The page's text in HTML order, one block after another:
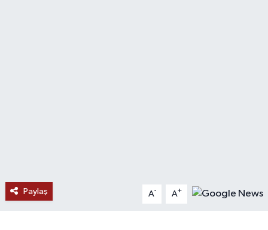
Paylaş A- A+